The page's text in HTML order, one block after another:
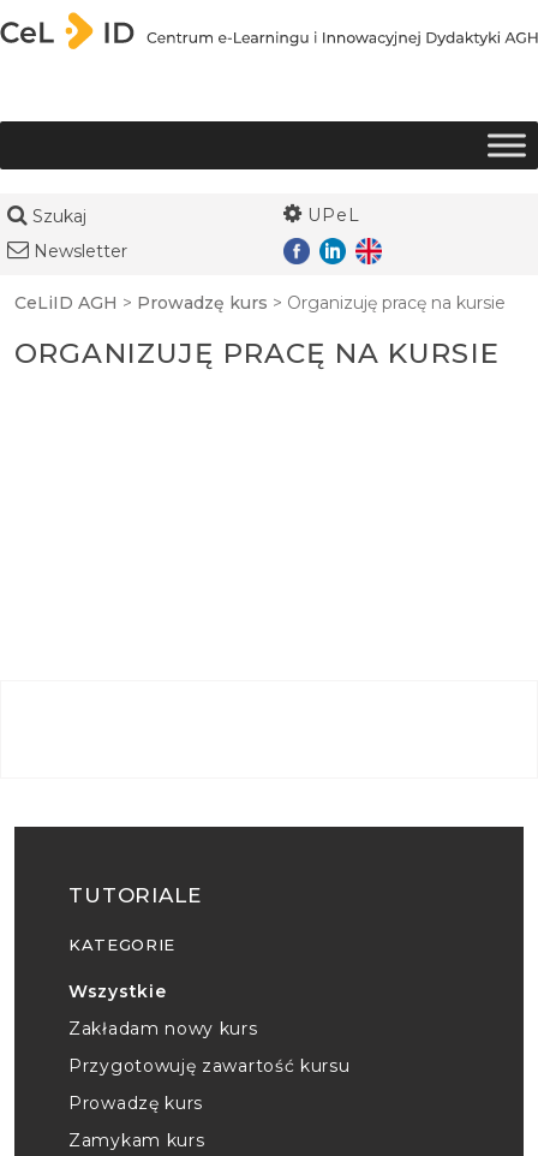
Przejdź do treści
Szukaj
UPeL
Newsletter
CeLiID AGH > Prowadzę kurs > Organizuję pracę na kursie
ORGANIZUJĘ PRACĘ NA KURSIE
TUTORIALE
KATEGORIE
Wszystkie
Zakładam nowy kurs
Przygotowuję zawartość kursu
Prowadzę kurs
Zamykam kurs